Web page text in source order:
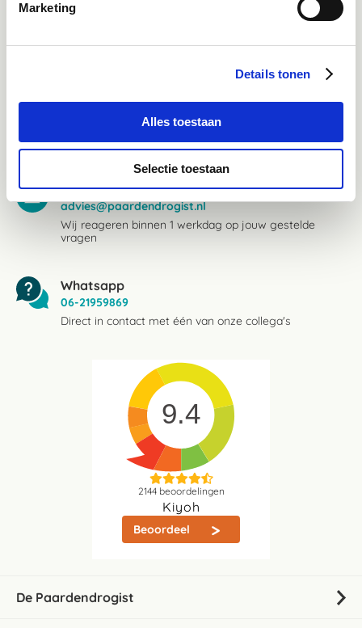
Marketing
Details tonen
Alles toestaan
Selectie toestaan
Instagram
Ontdek onze stories
Inspiratie & informatie
Mail
advies@paardendrogist.nl
Wij reageren binnen 1 werkdag op jouw gestelde
vragen
Whatsapp
06-21959869
Direct in contact met één van onze collega's
9.4
2144beoordelingen
Kiyoh
Beoordeel
De Paardendrogist